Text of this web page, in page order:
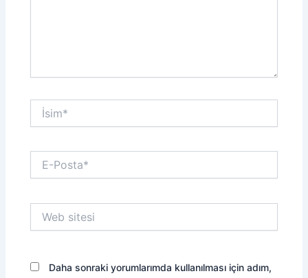
İsim*
Posta*
sitesi
Daha sonraki yorumlarımda kullanılması için adım,